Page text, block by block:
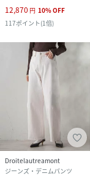
12,870 円 10%OFF
117ポイント(1倍)
Droitelautreamont
ジーンズ・デニムパンツ